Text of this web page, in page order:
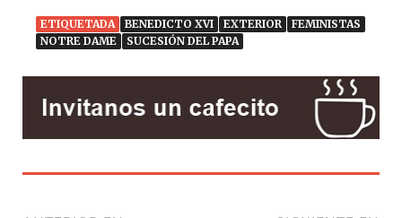
ETIQUETADA BENEDICTO XVI EXTERIOR
FEMINISTAS
NOTRE DAME
SUCESIÓN DEL PAPA